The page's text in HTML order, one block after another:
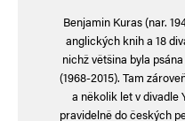
nezlikvidoval ji.
a z dalších hloupostí
Íránský neúspěch by
svých právech,
Benjamin Kuras (nar.
anglických knih a 18
nichž většina byla
(1968-2015). Tam
a několik let v divadle
pravidelně do českých